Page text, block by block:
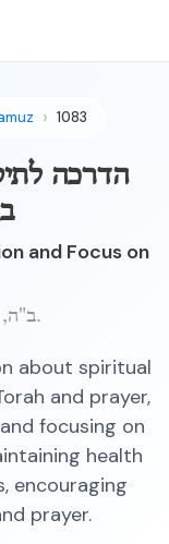
1083
הדרכה
and Focus on
ב"ה, ה' תמוז, ה'תשי"א ברוקלין.
about spiritual
and prayer,
focusing on
health
encouraging
prayer.